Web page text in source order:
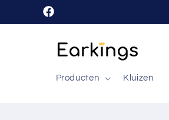
naar de
content
Facebook
Producten Kluizen